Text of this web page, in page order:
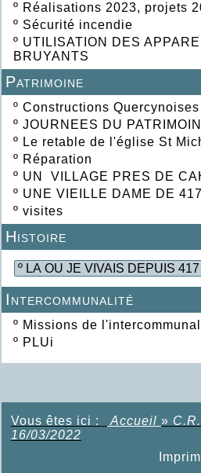
º Réalisations 2023, projets
º Sécurité incendie
º UTILISATION DES
BRUYANTS
Patrimoine
º Constructions Quercynoises
º JOURNEES DU
º Le retable de l'église St
º Réparation
º UN VILLAGE PRES DE
º UNE VIEILLE DAME DE
º visites
Histoire
Intercommunalité
º Missions de
º PLUi
Vous êtes ici : Accueil »
16/03/2022